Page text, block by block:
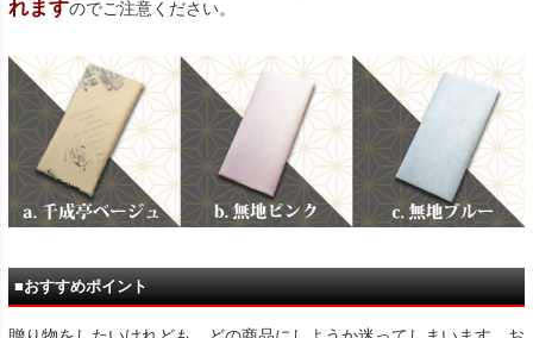
れますのでご注意ください。
■おすすめポイント